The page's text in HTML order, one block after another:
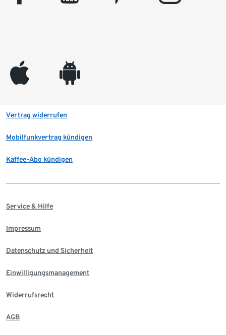
appleinc android
Vertrag widerrufen
Mobilfunkvertrag kündigen
Kaffee-Abo kündigen
Service & Hilfe
Impressum
Datenschutz und Sicherheit
Einwilligungsmanagement
Widerrufsrecht
AGB